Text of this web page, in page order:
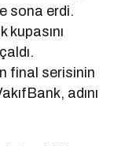
sona erdi.
final serisinin
adını